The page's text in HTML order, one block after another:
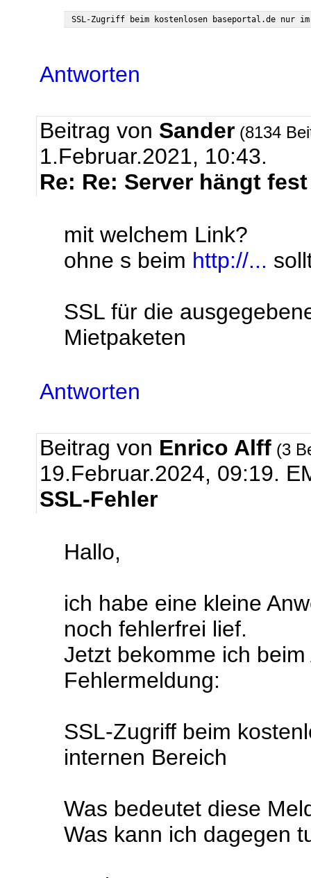
Antworten
Beitrag von Sander (8134
1.Februar.2021, 10:43.
Re: Re: Server hängt fest
mit welchem Link?
ohne s beim http://...
SSL für die
Mietpaketen
Antworten
Beitrag von Enrico Alff (3
19.Februar.2024, 09:19.
SSL-Fehler
Hallo,
ich habe eine kleine
noch fehlerfrei lief.
Jetzt bekomme ich
Fehlermeldung:
SSL-Zugriff beim
internen Bereich
Was bedeutet diese
Was kann ich dagegen